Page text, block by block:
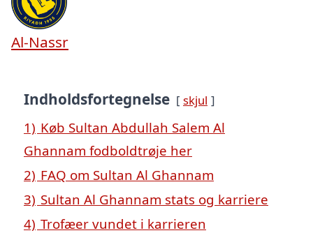
Al-Nassr
Indholdsfortegnelse skjul
1) Køb Sultan Abdullah Salem Al
Ghannam fodboldtrøje her
2) FAQ om Sultan Al Ghannam
3) Sultan Al Ghannam stats og karriere
4) Trofæer vundet i karrieren